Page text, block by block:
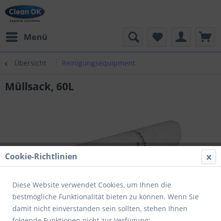
Menü
Übersicht Reinigungsequipment
Müllsack, 60L
Cookie-Richtlinien
Diese Website verwendet Cookies, um Ihnen die
bestmögliche Funktionalität bieten zu können. Wenn Sie
damit nicht einverstanden sein sollten, stehen Ihnen